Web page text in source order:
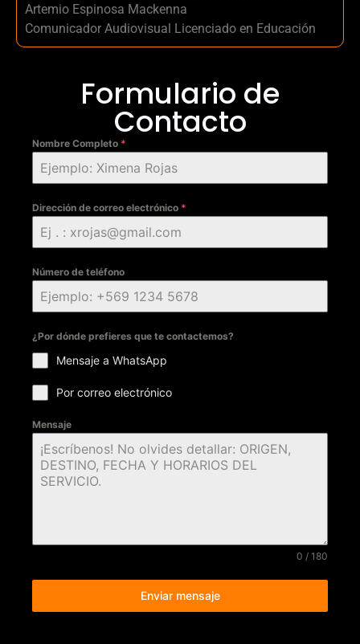
Artemio Espinosa Mackenna
Comunicador Audiovisual Licenciado en Educación
Formulario de
Contacto
Nombre Completo *
Dirección de correo electrónico *
Número de teléfono
¿Por dónde prefieres que te contactemos?
Mensaje a WhatsApp
Por correo electrónico
Mensaje
0 / 180
Enviar mensaje